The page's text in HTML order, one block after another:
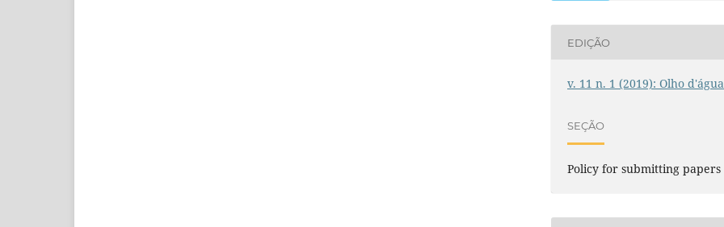
EDIÇÃO
v. 11 n. 1 (2019): Olho d'água
SEÇÃO
Policy for submitting papers